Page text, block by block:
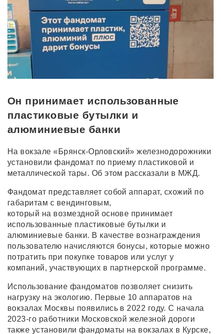
Он принимает использованные
пластиковые бутылки и
алюминиевые банки
На вокзале «Брянск-Орловский» железнодорожники
установили фандомат по приему пластиковой и
металлической тары. Об этом рассказали в МЖД.
Фандомат представляет собой аппарат, схожий по
габаритам с вендинговым,
который на возмездной основе принимает
использованные пластиковые бутылки и
алюминиевые банки. В качестве вознаграждения
пользователю начисляются бонусы, которые можно
потратить при покупке товаров или услуг у
компаний, участвующих в партнерской программе.
Использование фандоматов позволяет снизить
нагрузку на экологию. Первые 10 аппаратов на
вокзалах Москвы появились в 2022 году. С начала
2023-го работники Московской железной дороги
также установили фандоматы на вокзалах в Курске,